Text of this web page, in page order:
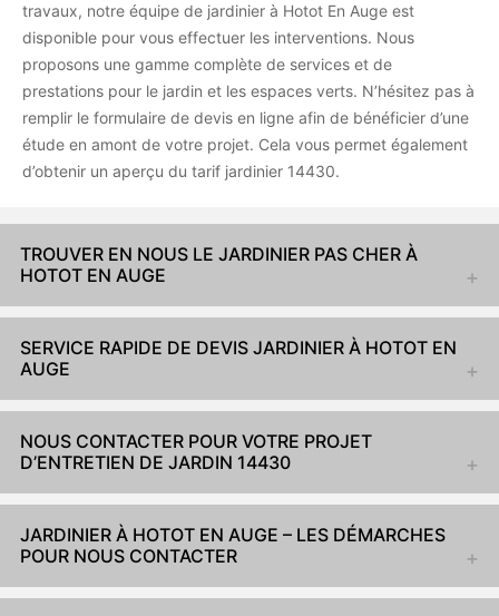
travaux, notre équipe de jardinier à Hotot En Auge est
disponible pour vous effectuer les interventions. Nous
proposons une gamme complète de services et de
prestations pour le jardin et les espaces verts. N’hésitez pas à
remplir le formulaire de devis en ligne afin de bénéficier d’une
étude en amont de votre projet. Cela vous permet également
d’obtenir un aperçu du tarif jardinier 14430.
TROUVER EN NOUS LE JARDINIER PAS CHER À
HOTOT EN AUGE
SERVICE RAPIDE DE DEVIS JARDINIER À HOTOT EN
AUGE
NOUS CONTACTER POUR VOTRE PROJET
D’ENTRETIEN DE JARDIN 14430
JARDINIER À HOTOT EN AUGE – LES DÉMARCHES
POUR NOUS CONTACTER